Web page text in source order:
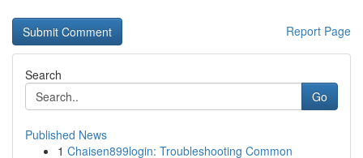
Report Page
Search
Go
Published News
1 Chaisen899login: Troubleshooting Common